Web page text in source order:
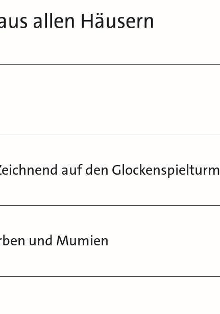
allen Häusern
auf den Glockenspielturm
und Mumien